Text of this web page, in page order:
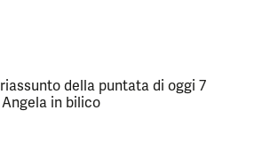
della puntata di oggi 7
in bilico